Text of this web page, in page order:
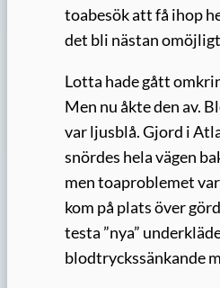
toabesök att få ihop
det bli nästan
Lotta hade gått
Men nu åkte den av.
var ljusblå. Gjord i
snördes hela vägen
men toaproblemet
kom på plats över
testa ”nya”
blodtryckssänkande